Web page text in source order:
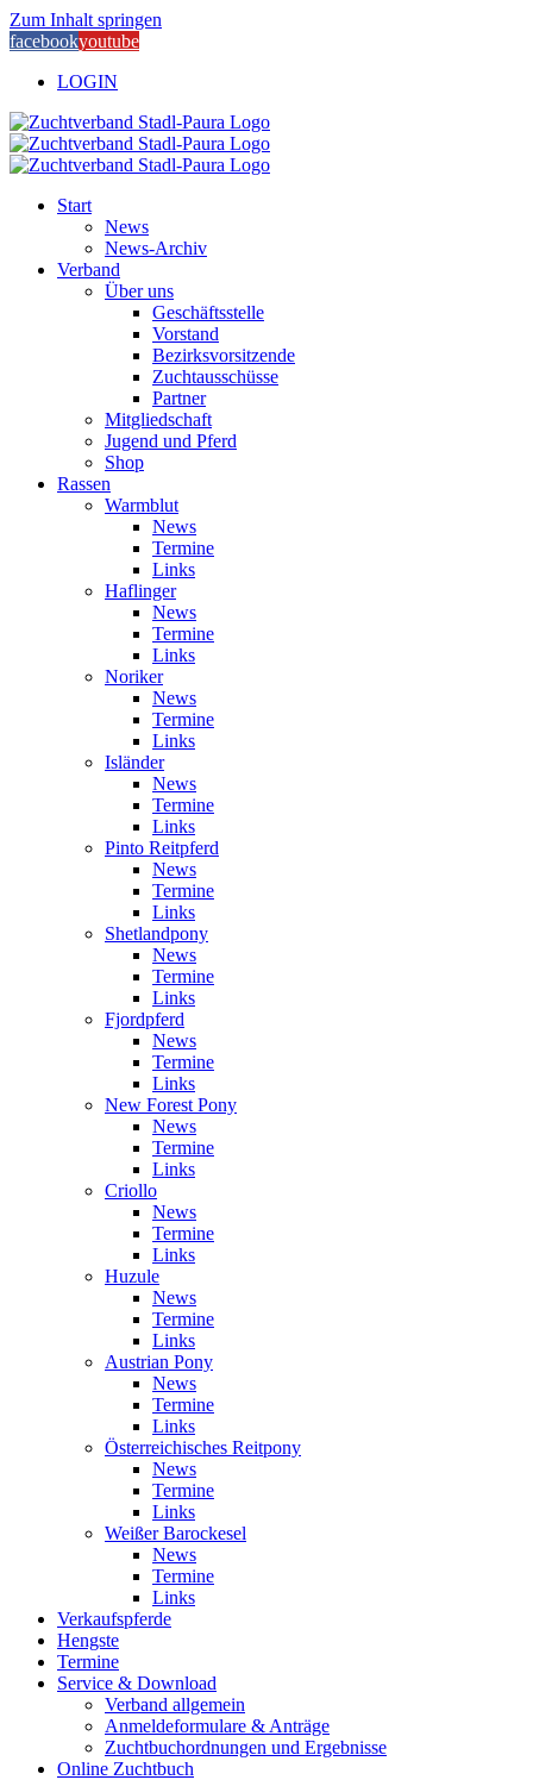
Zum Inhalt springen
facebookyoutube
LOGIN
Start
News
News-Archiv
Verband
Über uns
Geschäftsstelle
Vorstand
Bezirksvorsitzende
Zuchtausschüsse
Partner
Mitgliedschaft
Jugend und Pferd
Shop
Rassen
Warmblut
News
Termine
Links
Haflinger
News
Termine
Links
Noriker
News
Termine
Links
Isländer
News
Termine
Links
Pinto Reitpferd
News
Termine
Links
Shetlandpony
News
Termine
Links
Fjordpferd
News
Termine
Links
New Forest Pony
News
Termine
Links
Criollo
News
Termine
Links
Huzule
News
Termine
Links
Austrian Pony
News
Termine
Links
Österreichisches Reitpony
News
Termine
Links
Weißer Barockesel
News
Termine
Links
Verkaufspferde
Hengste
Termine
Service & Download
Verband allgemein
Anmeldeformulare & Anträge
Zuchtbuchordnungen und Ergebnisse
Online Zuchtbuch